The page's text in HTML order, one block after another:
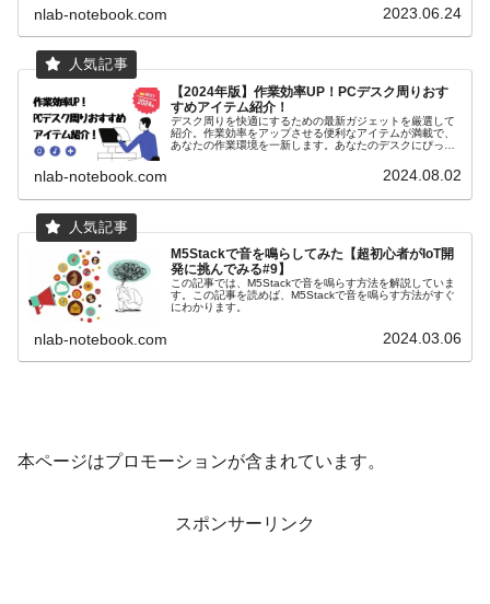
nlab-notebook.com 2023.06.24
【2024年版】作業効率UP！PCデスク周りおす
すめアイテム紹介！
デスク周りを快適にするための最新ガジェットを厳選して
紹介。作業効率をアップさせる便利なアイテムが満載で、
あなたの作業環境を一新します。あなたのデスクにぴった
nlab-notebook.com 2024.08.02
M5Stackで音を鳴らしてみた【超初心者がIoT開
発に挑んでみる#9】
この記事では、M5Stackで音を鳴らす方法を解説していま
す。この記事を読めば、M5Stackで音を鳴らす方法がすぐ
にわかります。
nlab-notebook.com 2024.03.06
本ページはプロモーションが含まれています。
スポンサーリンク